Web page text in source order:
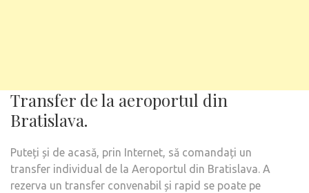
Transfer de la aeroportul din
Bratislava.
Puteți și de acasă, prin Internet, să comandați un
transfer individual de la Aeroportul din Bratislava. A
rezerva un transfer convenabil și rapid se poate pe